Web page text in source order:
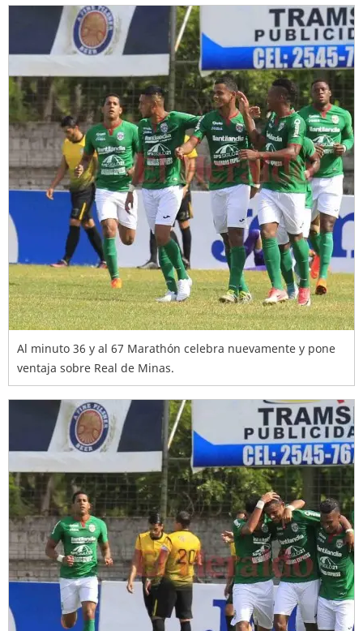
Al minuto 36 y al 67 Marathón celebra nuevamente y pone
ventaja sobre Real de Minas.